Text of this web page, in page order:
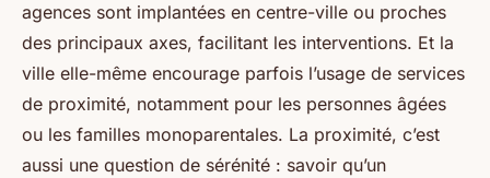
agences sont implantées en centre-ville ou proches
des principaux axes, facilitant les interventions. Et la
ville elle-même encourage parfois l’usage de services
de proximité, notamment pour les personnes âgées
ou les familles monoparentales. La proximité, c’est
aussi une question de sérénité : savoir qu’un